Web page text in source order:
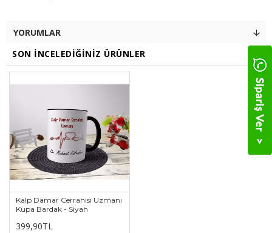
YORUMLAR
SON İNCELEDIĞINIZ ÜRÜNLER
Kalp Damar Cerrahisi Uzmanı
Kupa Bardak - Siyah
399,90TL